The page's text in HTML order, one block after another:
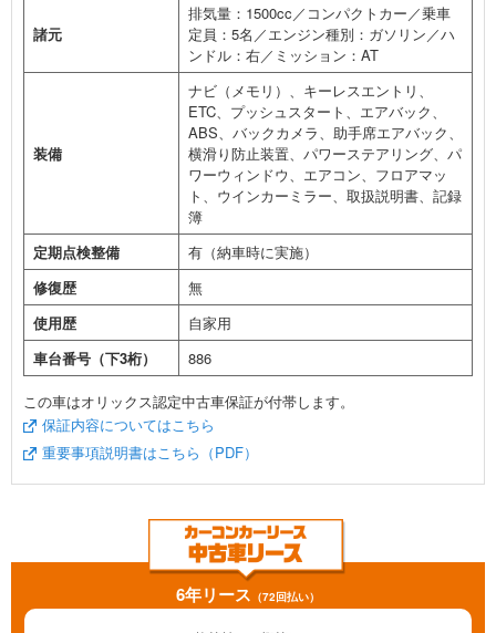
諸元
排気量：1500cc／コンパクトカー／乗車
定員：5名／エンジン種別：ガソリン／ハ
ンドル：右／ミッション：AT
装備
ナビ（メモリ）、キーレスエントリ、
ETC、プッシュスタート、エアバック、
ABS、バックカメラ、助手席エアバック、
横滑り防止装置、パワーステアリング、パ
ワーウィンドウ、エアコン、フロアマッ
ト、ウインカーミラー、取扱説明書、記録
簿
定期点検整備
有（納車時に実施）
修復歴
無
使用歴
自家用
車台番号（下3桁）
886
この車はオリックス認定中古車保証が付帯します。
保証内容についてはこちら
重要事項説明書はこちら（PDF）
6年リース （72回払い）